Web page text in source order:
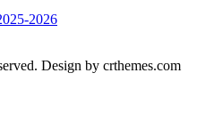
2026
Design by crthemes.com